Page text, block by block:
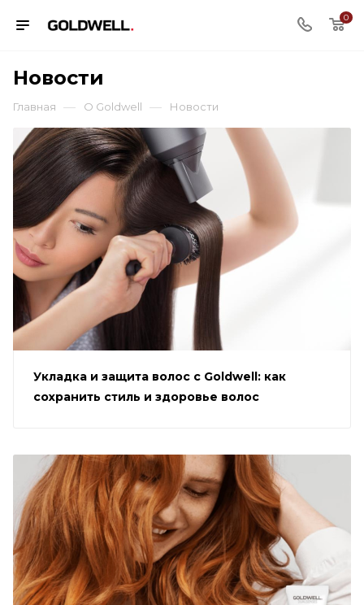
0
Новости
Главная — О Goldwell — Новости
Укладка и защита волос с Goldwell: как
сохранить стиль и здоровье волос